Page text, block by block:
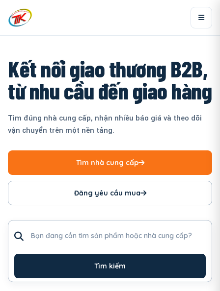
Kết nối giao thương B2B,
từ nhu cầu đến giao hàng
Tìm đúng nhà cung cấp, nhận nhiều báo giá và theo dõi
vận chuyển trên một nền tảng.
Tìm nhà cung cấp
Đăng yêu cầu mua
Tìm kiếm